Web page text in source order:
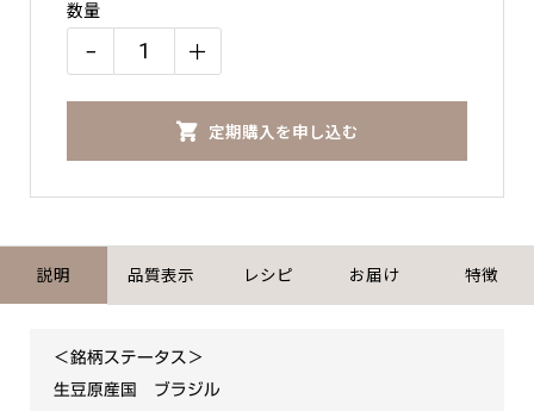
数量
柄
指
名】
イ
ス
ー
ヒ
− ＋
定期購入を申し込む
説明 品質表示 レシピ お届け 特徴
＜銘柄ステータス＞
生豆原産国 ブラジル